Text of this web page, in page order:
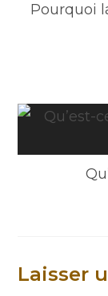
Pourquoi
Laisser